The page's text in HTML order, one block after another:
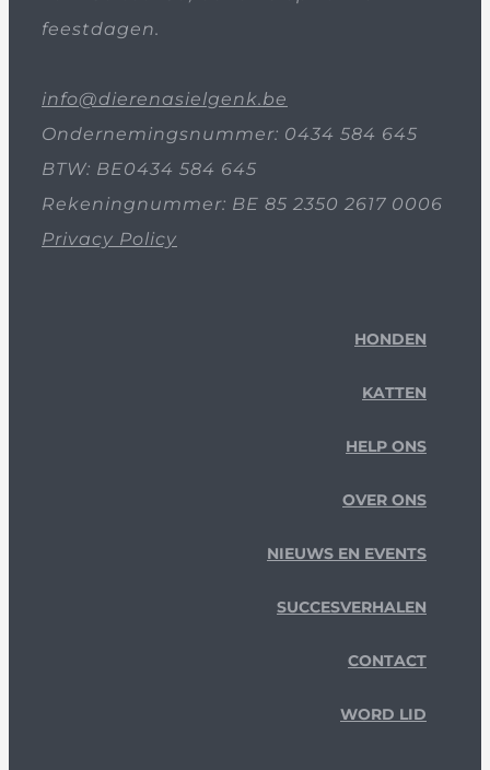
feestdagen.
info@dierenasielgenk.be
Ondernemingsnummer: 0434 584 645
BTW: BE0434 584 645
Rekeningnummer: BE 85 2350 2617 0006
Privacy Policy
HONDEN
KATTEN
HELP ONS
OVER ONS
NIEUWS EN EVENTS
SUCCESVERHALEN
CONTACT
WORD LID